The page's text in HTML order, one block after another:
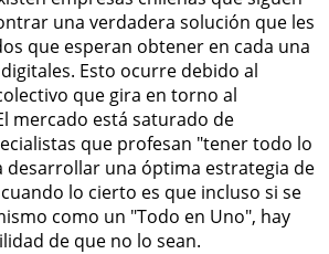
una verdadera solución que les
que esperan obtener en cada una
Esto ocurre debido al
que gira en torno al
mercado está saturado de
que profesan "tener todo lo
desarrollar una óptima estrategia de
lo cierto es que incluso si se
como un "Todo en Uno", hay
de que no lo sean.